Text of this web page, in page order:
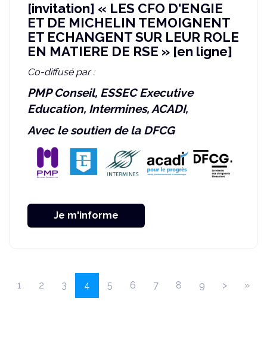
[invitation] « LES CFO D'ENGIE
ET DE MICHELIN TEMOIGNENT
ET ECHANGENT SUR LEUR ROLE
EN MATIERE DE RSE » [en ligne]
Co-diffusé par :
PMP Conseil, ESSEC Executive
Education, Intermines, ACADI,
Avec le soutien de la DFCG
Je m'informe
1 2 3 4 (current)
5 6 7 8 9 > »